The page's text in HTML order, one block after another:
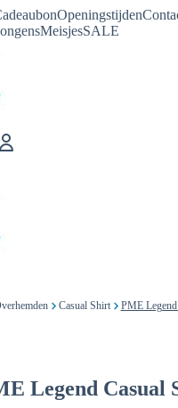
Openingstijden
MeisjesSALE
Casual Shirt PME
Legend Casual